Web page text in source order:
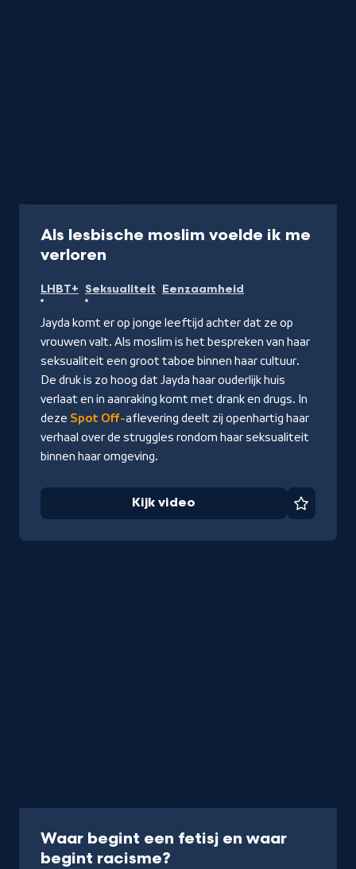
Als lesbische moslim voelde ik me
verloren
video
LHBT+ Seksualiteit Eenzaamheid
Jayda komt er op jonge leeftijd achter dat ze op
vrouwen valt. Als moslim is het bespreken van haar
seksualiteit een groot taboe binnen haar cultuur.
De druk is zo hoog dat Jayda haar ouderlijk huis
verlaat en in aanraking komt met drank en drugs. In
deze Spot Off-aflevering deelt zij openhartig haar
verhaal over de struggles rondom haar seksualiteit
binnen haar omgeving.
Kijk video
Waar begint een fetisj en waar
begint racisme?